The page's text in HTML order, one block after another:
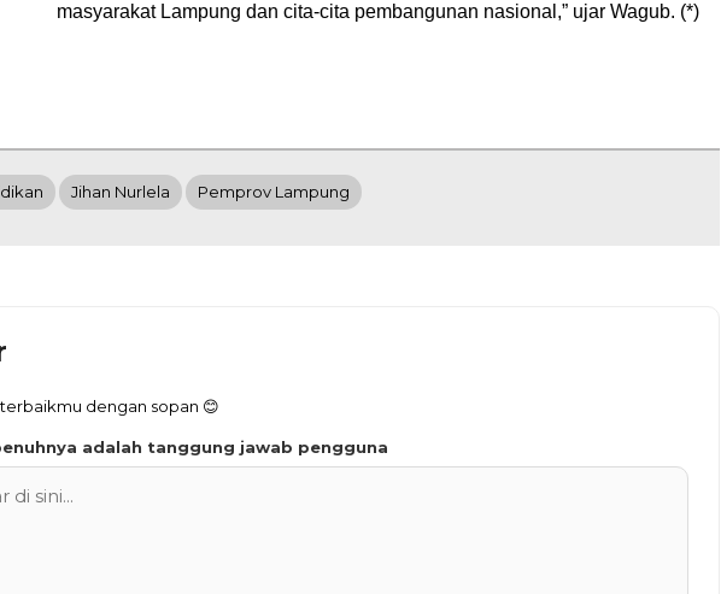
masyarakat Lampung dan cita-cita pembangunan nasional,” ujar Wagub. (*)
Jihan Nurlela Pemprov Lampung
dengan sopan 😊
adalah tanggung jawab pengguna